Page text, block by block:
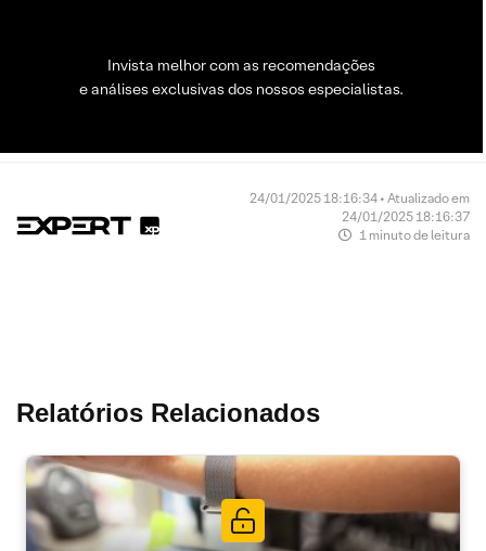
Invista melhor com as recomendações
e análises exclusivas dos nossos especialistas.
24/01/2025 18:16:34 • Atualizado em
24/01/2025 18:16:37
1 minuto de leitura
Relatórios Relacionados